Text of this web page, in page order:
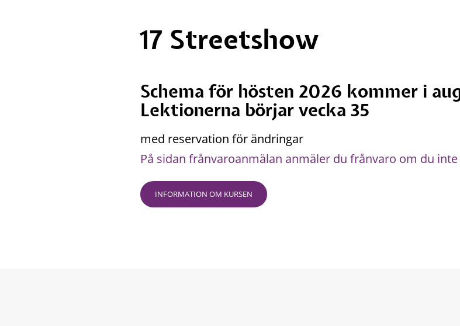
17 Streetshow
Schema för hösten 2026 kommer i
Lektionerna börjar vecka 35
med reservation för ändringar
På sidan frånvaroanmälan anmäler du frånvaro om du
INFORMATION OM KURSEN